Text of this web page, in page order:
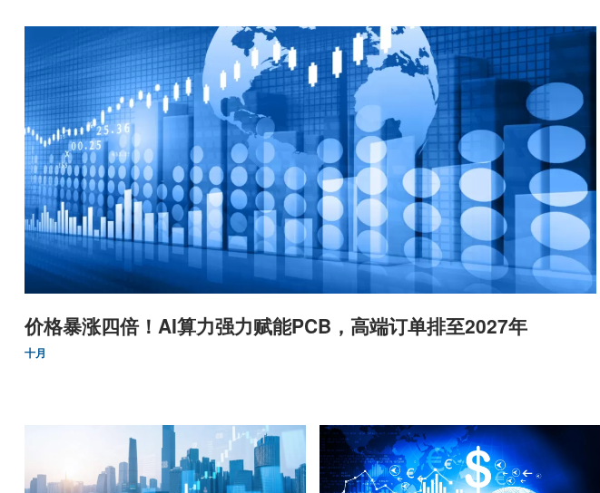
价格暴涨四倍！AI算力强力赋能PCB，高端订单排至2027年
十月